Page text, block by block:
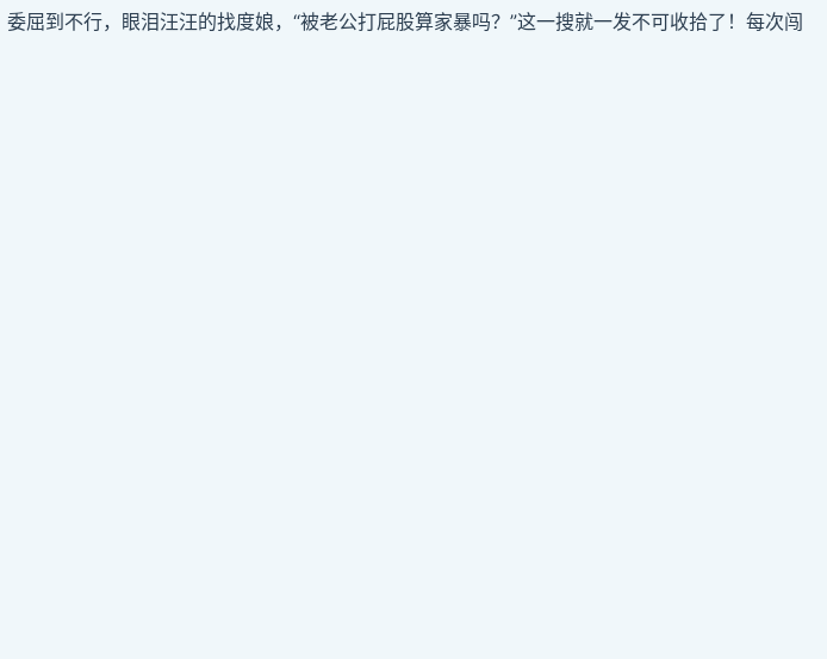
到不行，眼泪汪汪的找度娘，“被老公打屁股算家暴吗？”这一搜就一发不可收拾了！每次闯